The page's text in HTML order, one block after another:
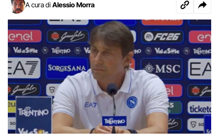
A cura di Alessio Morra